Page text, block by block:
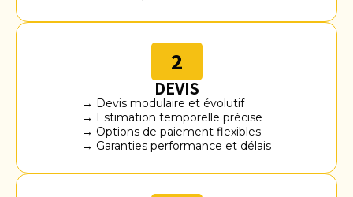
2
DEVIS
→ Devis modulaire et évolutif
→ Estimation temporelle précise
→ Options de paiement flexibles
→ Garanties performance et délais